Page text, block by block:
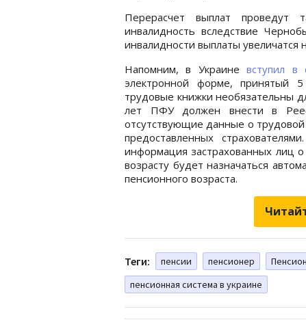
Перерасчет выплат проведут
инвалидность вследствие
инвалидности выплаты
Напомним, в Украиневступил
электронной форме, принятый
трудовые книжки необязательны
лет ПФУ должен внести в
отсутствующие данные о
предоставленных
информация застрахованных лиц
возрасту будет назначаться
пенсионного возраста.
Теги: пенсии пенсионер
пенсионная система в украине